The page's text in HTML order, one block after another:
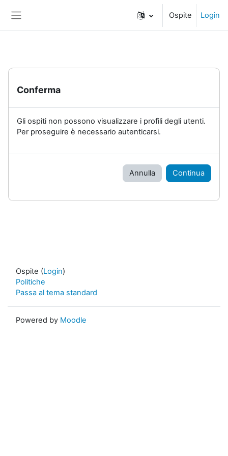
Ospite Login
Conferma
Gli ospiti non possono visualizzare i profili degli utenti.
Per proseguire è necessario autenticarsi.
Annulla Continua
Ospite (Login)
Politiche
Passa al tema standard
Powered by Moodle